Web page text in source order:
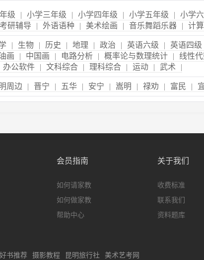
级 | 小学三年级 | 小学四年级 | 小学五年级 | 小学
考研辅导 | 外语语种 | 美术绘画 | 音乐舞蹈乐器 | 计
| 生物 | 历史 | 地理 | 政治 | 英语六级 | 英语四级
画 | 中国画 | 电路分析 | 概率论与数理统计 | 线性
办公软件 | 文科综合 | 理科综合 | 运动 | 武术 |
周边 | 晋宁 | 五华 | 安宁 | 嵩明 | 禄劝 | 富民 |
会员指南
如何请家教
如何做家教
帮助中心
关于我们
收费标准
联系我们
资料题库
好书推荐 摄影教程 昆明旅行社 美术艺考网